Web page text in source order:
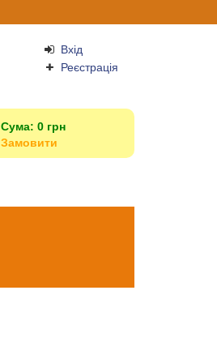
Вхід
Реєстрація
Сума: 0 грн
Замовити